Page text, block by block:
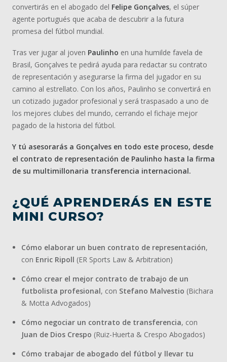
convertirás en el abogado del Felipe Gonçalves, el súper
agente portugués que acaba de descubrir a la futura
promesa del fútbol mundial.
Tras ver jugar al joven Paulinho en una humilde favela de
Brasil, Gonçalves te pedirá ayuda para redactar su contrato
de representación y asegurarse la firma del jugador en su
camino al estrellato. Con los años, Paulinho se convertirá en
un cotizado jugador profesional y será traspasado a uno de
los mejores clubes del mundo, cerrando el fichaje mejor
pagado de la historia del fútbol.
Y tú asesorarás a Gonçalves en todo este proceso, desde
el contrato de representación de Paulinho hasta la firma
de su multimillonaria transferencia internacional.
¿QUÉ APRENDERÁS EN ESTE
MINI CURSO?
Cómo elaborar un buen contrato de representación,
con Enric Ripoll (ER Sports Law & Arbitration)
Cómo crear el mejor contrato de trabajo de un
futbolista profesional, con Stefano Malvestio (Bichara
& Motta Advogados)
Cómo negociar un contrato de transferencia, con
Juan de Dios Crespo (Ruiz-Huerta & Crespo Abogados)
Cómo trabajar de abogado del fútbol y llevar tu